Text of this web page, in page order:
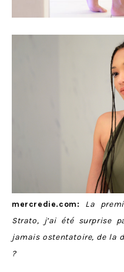
mercredie.com: La
Strato, j’ai été surprise
jamais ostentatoire, de la
?